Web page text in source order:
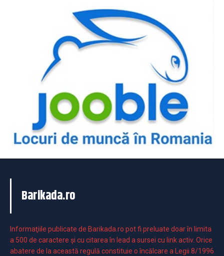
Barikada.ro
Informaţiile publicate de Barikada.ro pot fi preluate doar în limita
a 500 de caractere şi cu citarea în lead a sursei cu link activ. Orice
abatere de la această regulă constituie o încălcare a Legii 8/1996